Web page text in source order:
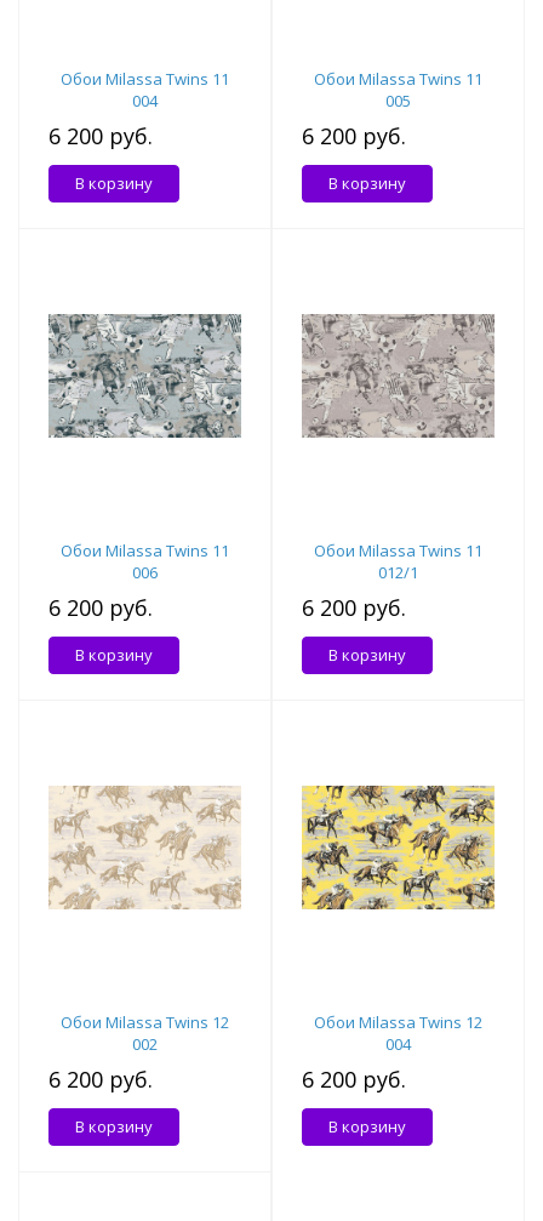
Обои Milassa Twins 11
004
6 200 руб.
В корзину
Обои Milassa Twins 11
005
6 200 руб.
В корзину
Обои Milassa Twins 11
006
6 200 руб.
В корзину
Обои Milassa Twins 11
012/1
6 200 руб.
В корзину
Обои Milassa Twins 12
002
6 200 руб.
В корзину
Обои Milassa Twins 12
004
6 200 руб.
В корзину